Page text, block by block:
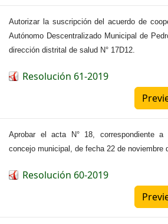
Autorizar la suscripción del acuerdo de
Autónomo Descentralizado Municipal de
dirección distrital de salud N° 17D12.
Resolución 61-2019
Aprobar el acta N° 18, correspondiente a
concejo municipal, de fecha 22 de noviembre
Resolución 60-2019